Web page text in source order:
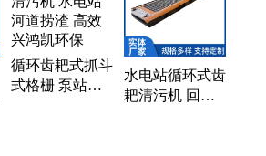
循环齿耙式抓斗
式格栅 泵站清
水电站循环式齿
耙清污机 回转